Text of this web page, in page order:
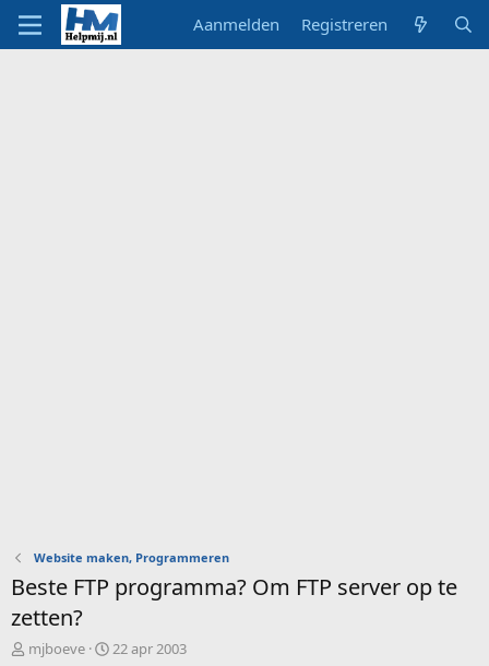
Aanmelden Registreren
Website maken, Programmeren
Beste FTP programma? Om FTP server op te
zetten?
O
mjboeve
S
22 apr 2003